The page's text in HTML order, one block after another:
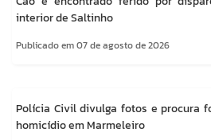
interior de Saltinho
Publicado em 07 de agosto de 2026
Polícia Civil divulga fotos e procura
homicídio em Marmeleiro